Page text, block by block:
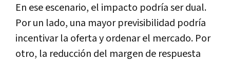
En ese escenario, el impacto podría ser dual.
Por un lado, una mayor previsibilidad podría
incentivar la oferta y ordenar el mercado. Por
otro, la reducción del margen de respuesta